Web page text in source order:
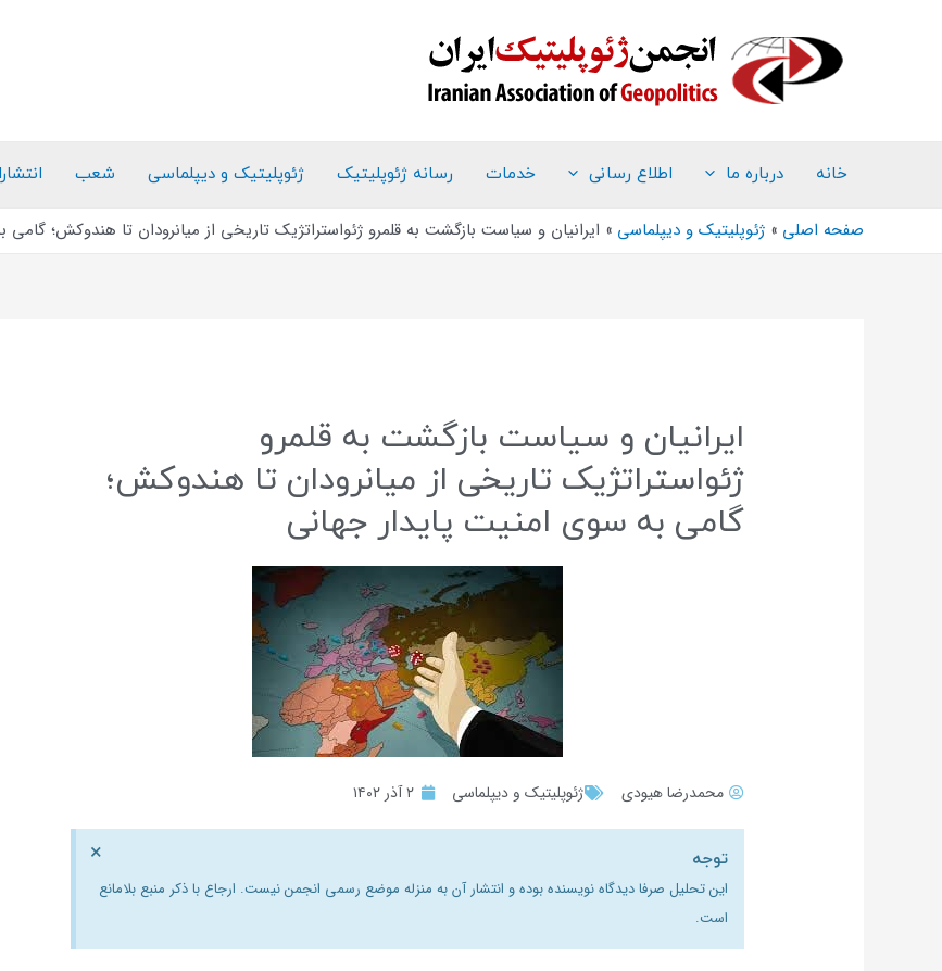
خانه درباره ما اطلاع رسانی خدمات رسانه ژئوپلیتیک ژئوپلیتیک و دیپلماسی شعب
صفحه اصلی ژئوپلیتیک و دیپلماسی ایرانیان و سیاست بازگشت به قلمرو ژئواستراتژیک تاریخی از میانرودان تا هندوکش؛
ایرانیان و سیاست بازگشت به قلمرو
ژئواستراتژیک تاریخی از میانرودان تا هندوکش؛
گامی به سوی امنیت پایدار جهانی
محمدرضا هیودی ژئوپلیتیک و دیپلماسی ۲ آذر ۱۴۰۲
توجه
این تحلیل صرفا دیدگاه نویسنده بوده و انتشار آن به منزله موضع رسمی انجمن نیست. ارجاع با ذکر منبع بلامانع
است.
×